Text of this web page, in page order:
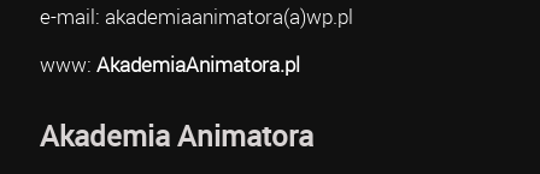
e-mail: akademiaanimatora(a)wp.pl
www: AkademiaAnimatora.pl
Akademia Animatora